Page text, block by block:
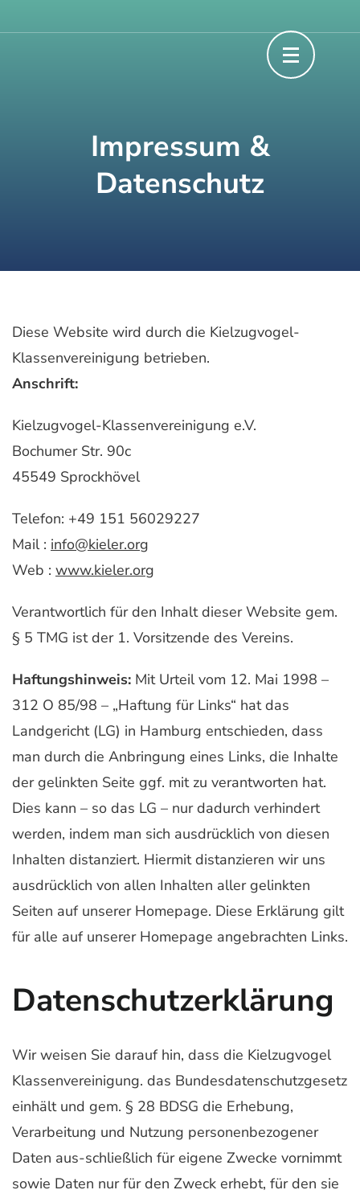
Inhalt
Wanderzugvogel
Impressum &
Datenschutz
Diese Website wird durch die Kielzugvogel-
Klassenvereinigung betrieben.
Anschrift:
Kielzugvogel-Klassenvereinigung e.V.
Bochumer Str. 90c
45549 Sprockhövel
Telefon: +49 151 56029227
Mail : info@kieler.org
Web : www.kieler.org
Verantwortlich für den Inhalt dieser Website gem.
§ 5 TMG ist der 1. Vorsitzende des Vereins.
Haftungshinweis: Mit Urteil vom 12. Mai 1998 –
312 O 85/98 – „Haftung für Links“ hat das
Landgericht (LG) in Hamburg entschieden, dass
man durch die Anbringung eines Links, die Inhalte
der gelinkten Seite ggf. mit zu verantworten hat.
Dies kann – so das LG – nur dadurch verhindert
werden, indem man sich ausdrücklich von diesen
Inhalten distanziert. Hiermit distanzieren wir uns
ausdrücklich von allen Inhalten aller gelinkten
Seiten auf unserer Homepage. Diese Erklärung gilt
für alle auf unserer Homepage angebrachten Links.
Datenschutzerklärung
Wir weisen Sie darauf hin, dass die Kielzugvogel
Klassenvereinigung. das Bundesdatenschutzgesetz
einhält und gem. § 28 BDSG die Erhebung,
Verarbeitung und Nutzung personenbezogener
Daten aus-schließlich für eigene Zwecke vornimmt
sowie Daten nur für den Zweck erhebt, für den sie